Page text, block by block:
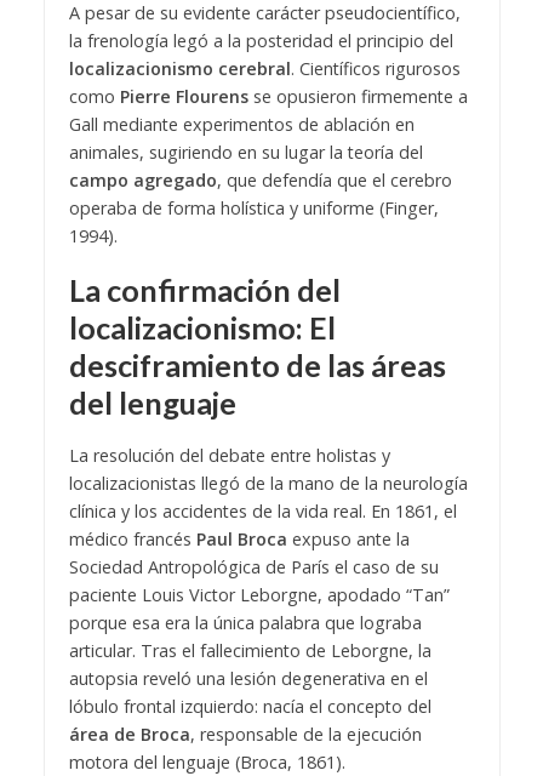
A pesar de su evidente carácter pseudocientífico,
la frenología legó a la posteridad el principio del
localizacionismo cerebral. Científicos rigurosos
como Pierre Flourensse opusieron firmemente a
Gall mediante experimentos de ablación en
animales, sugiriendo en su lugar la teoría del
campo agregado, que defendía que el cerebro
operaba de forma holística y uniforme (Finger,
1994).
La confirmación del
localizacionismo: El
desciframiento de las áreas
del lenguaje
La resolución del debate entre holistas y
localizacionistas llegó de la mano de la neurología
clínica y los accidentes de la vida real. En 1861, el
médico francés Paul Broca expuso ante la
Sociedad Antropológica de París el caso de su
paciente Louis Victor Leborgne, apodado “Tan”
porque esa era la única palabra que lograba
articular. Tras el fallecimiento de Leborgne, la
autopsia reveló una lesión degenerativa en el
lóbulo frontal izquierdo: nacía el concepto del
área de Broca, responsable de la ejecución
motora del lenguaje (Broca, 1861).